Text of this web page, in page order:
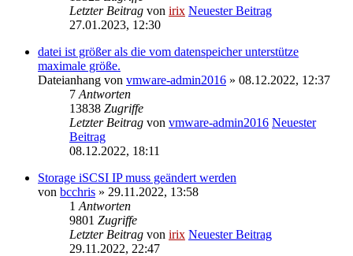
Letzter Beitrag von irix Neuester Beitrag
27.01.2023, 12:30
datei ist größer als die vom datenspeicher unterstütze
maximale größe.
Dateianhang von vmware-admin2016 » 08.12.2022, 12:37
7 Antworten
13838 Zugriffe
Letzter Beitrag von vmware-admin2016 Neuester
Beitrag
08.12.2022, 18:11
Storage iSCSI IP muss geändert werden
von bcchris » 29.11.2022, 13:58
1 Antworten
9801 Zugriffe
Letzter Beitrag von irix Neuester Beitrag
29.11.2022, 22:47